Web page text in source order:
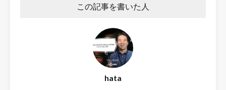
この記事を書いた人
hata